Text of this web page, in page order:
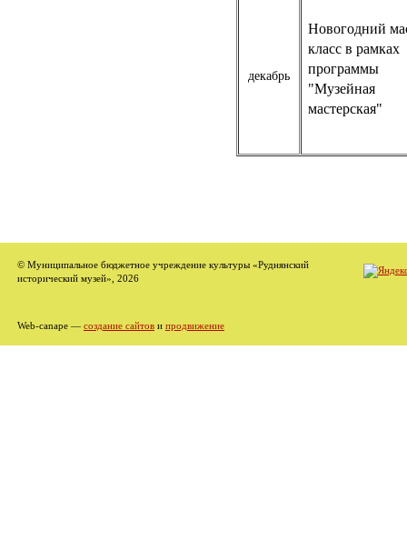
декабрь
Новогодний
класс в рамках
программы
"Музейная
мастерская"
© Муниципальное бюджетное учреждение культуры «Руднянский
исторический музей», 2026
Web-canape — создание сайтов и продвижение